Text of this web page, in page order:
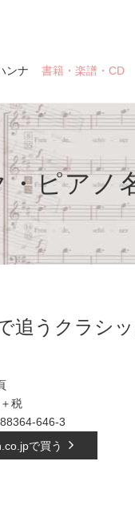
ンナ 書籍・楽譜・CD
ピアノ
追うクラシ
税
646-3
で買う